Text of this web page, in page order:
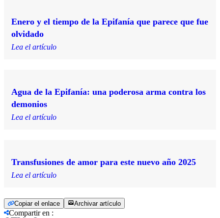
Enero y el tiempo de la Epifanía que parece que fue
olvidado
Lea el artículo
Agua de la Epifanía: una poderosa arma contra los
demonios
Lea el artículo
Transfusiones de amor para este nuevo año 2025
Lea el artículo
Copiar el enlace Archivar artículo
Compartir en :